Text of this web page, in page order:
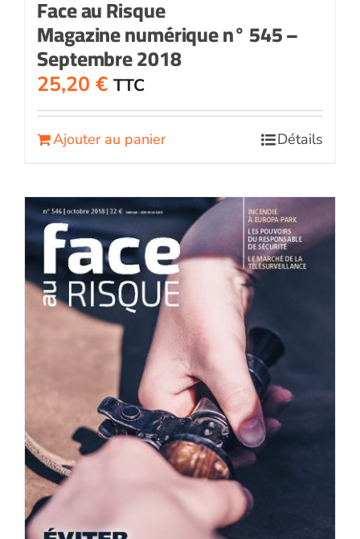
Face au Risque
Magazine numérique n° 545 –
Septembre 2018
25,20 € TTC
Ajouter au panier Détails